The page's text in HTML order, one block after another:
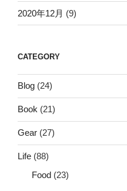
2020年12月 (9)
CATEGORY
Blog (24)
Book (21)
Gear (27)
Life (88)
Food (23)